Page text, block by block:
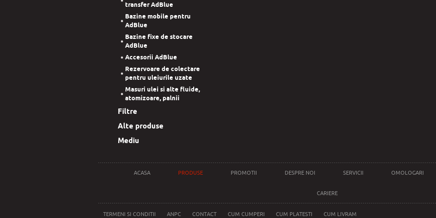
transfer AdBlue
Bazine mobile pentru
AdBlue
Bazine fixe de stocare
AdBlue
Accesorii AdBlue
Rezervoare de colectare
pentru uleiurile uzate
Masuri ulei si alte fluide,
atomizoare, palnii
Filtre
Alte produse
Mediu
ACASA PRODUSE PROMOTII DESPRE NOI SERVICII OMOLOGARI
CARIERE
TERMENI SI CONDITII ANPC CONTACT CUM CUMPERI CUM PLATESTI CUM LIVRAM